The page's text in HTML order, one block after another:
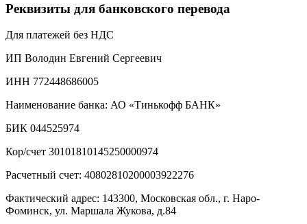
Реквизиты для банковского перевода
Для платежей без НДС
ИП Володин Евгений Сергеевич
ИНН 772448686005
Наименование банка: АО «Тинькофф БАНК»
БИК 044525974
Кор/счет 30101810145250000974
Расчетный счет: 40802810200003922276
Фактический адрес: 143300, Московская обл., г. Наро-
Фоминск, ул. Маршала Жукова, д.84